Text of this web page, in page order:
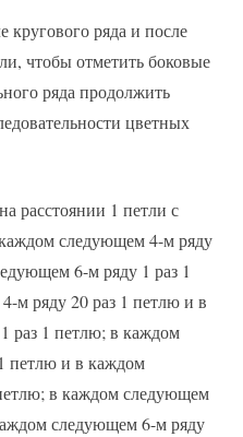
кругового ряда и после
чтобы отметить боковые
ряда продолжить
цветных
расстоянии 1 петли с
следующем 4-м ряду
6-м ряду 1 раз 1
м ряду 20 раз 1 петлю и в
раз 1 петлю; в каждом
петлю и в каждом
в каждом следующем
следующем 6-м ряду